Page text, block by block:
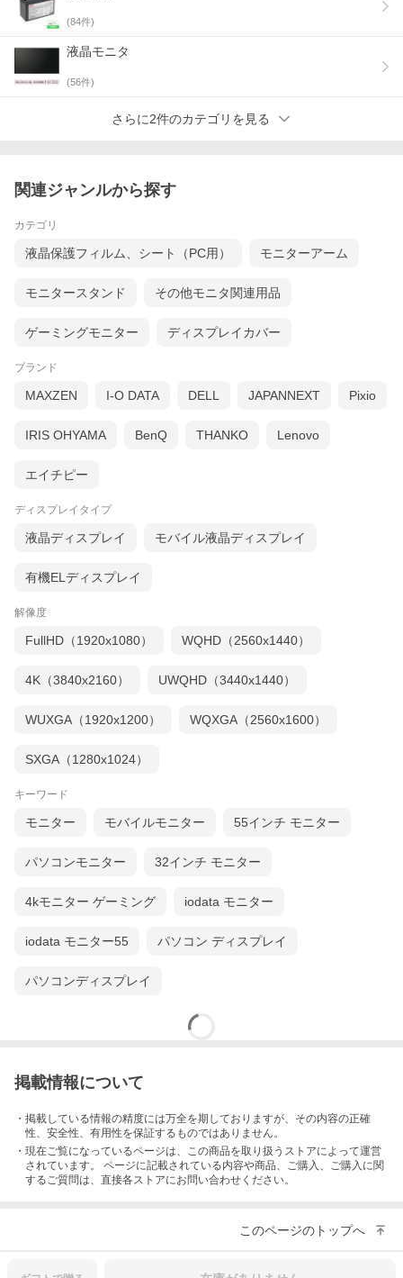
(84件)
液晶モニタ
(56件)
さらに2件のカテゴリを見る
関連ジャンルから探す
カテゴリ
液晶保護フィルム、シート（PC用） モニターアーム
モニタースタンド その他モニタ関連用品
ゲーミングモニター ディスプレイカバー
ブランド
MAXZEN I-O DATA DELL JAPANNEXT Pixio
IRIS OHYAMA BenQ THANKO Lenovo
エイチピー
ディスプレイタイプ
液晶ディスプレイ モバイル液晶ディスプレイ
有機ELディスプレイ
解像度
FullHD（1920x1080） WQHD（2560x1440）
4K（3840x2160） UWQHD（3440x1440）
WUXGA（1920x1200） WQXGA（2560x1600）
SXGA（1280x1024）
キーワード
モニター モバイルモニター 55インチ モニター
パソコンモニター 32インチ モニター
4kモニター ゲーミング iodata モニター
iodata モニター55 パソコン ディスプレイ
パソコンディスプレイ
掲載情報について
・掲載している情報の精度には万全を期しておりますが、その内容の正確
性、安全性、有用性を保証するものではありません。
・現在ご覧になっているページは、この商品を取り扱うストアによって運営
されています。 ページに記載されている内容や商品、ご購入 、ご購入に関
するご質問は、直接各ストアにお問い合わせください。
このページのトップへ